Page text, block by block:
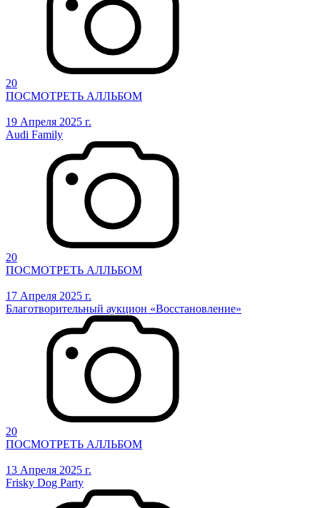
20
ПОСМОТРЕТЬ АЛЛЬБОМ
19 Апреля 2025 г.
Audi Family
20
ПОСМОТРЕТЬ АЛЛЬБОМ
17 Апреля 2025 г.
Благотворительный аукцион «Восстановление»
20
ПОСМОТРЕТЬ АЛЛЬБОМ
13 Апреля 2025 г.
Frisky Dog Party